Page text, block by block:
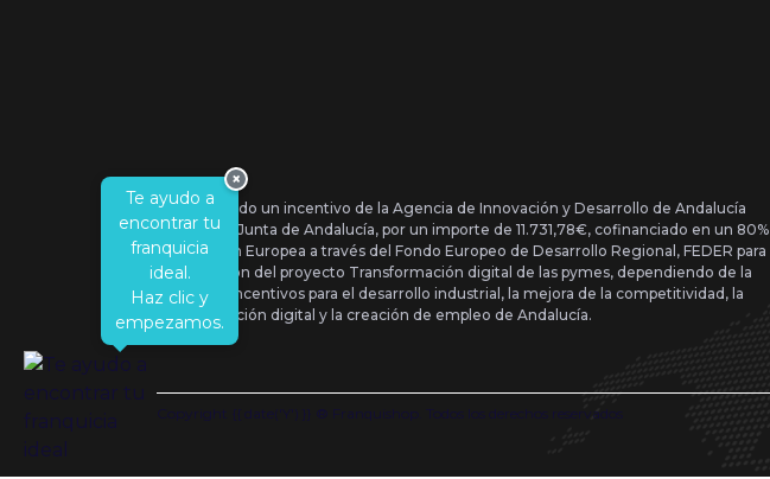
Se ha recibido un incentivo de la Agencia de Innovación y Desarrollo de Andalucía
IDEA, de la Junta de Andalucía, por un importe de 11.731,78€, cofinanciado en un 80%
por la Unión Europea a través del Fondo Europeo de Desarrollo Regional, FEDER para
la realización del proyecto Transformación digital de las pymes, dependiendo de la
Orden de Incentivos para el desarrollo industrial, la mejora de la competitividad, la
transformación digital y la creación de empleo de Andalucía.
Copyright {{ date('Y') }} ® Franquishop. Todos los derechos reservados
Te ayudo a
encontrar tu
franquicia
ideal.
Haz clic y
empezamos.
×